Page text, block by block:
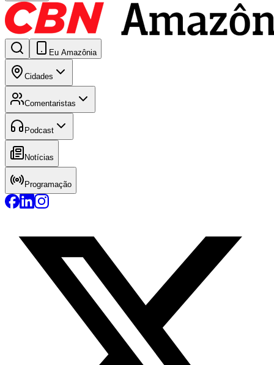
Eu Amazônia
Cidades
Comentaristas
Podcast
Notícias
Programação